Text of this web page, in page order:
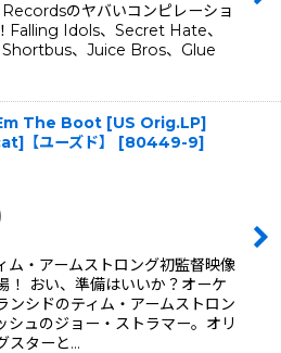
のヤバいコンピレーショ
Falling Idols、Secret Hate、
、Juice Bros、Glue
The Boot [US Orig.LP]
【ユーズド】
[80449-9]
ム・アームストロング初監督映像
！ おい、準備はいいか？オーケ
ンシドのティム・アームストロン
シュのジョー・ストラマー。オリ
スターと…